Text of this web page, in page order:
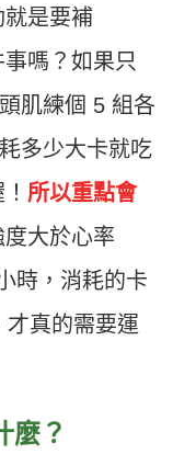
是要補
嗎？如果只
肌練個 5 組各
多少大卡就吃
所以重點會
度大於心率
時，消耗的卡
真的需要運
麼？